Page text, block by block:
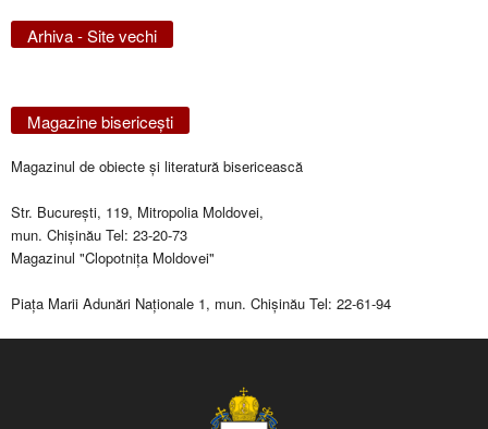
Arhiva - Site vechi
Magazine bisericeşti
Magazinul de obiecte şi literatură bisericească
Str. Bucureşti, 119, Mitropolia Moldovei,
mun. Chişinău Tel: 23-20-73
Magazinul "Clopotniţa Moldovei"
Piaţa Marii Adunări Naţionale 1, mun. Chişinău Tel: 22-61-94